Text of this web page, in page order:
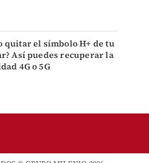
quitar el símbolo H+ de tu
Así puedes recuperar la
4G o 5G